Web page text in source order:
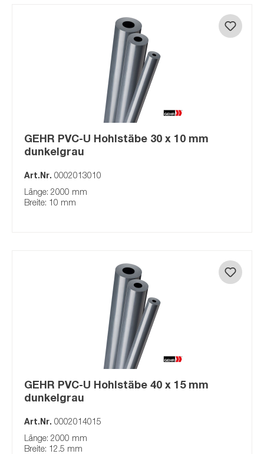
GEHR PVC-U Hohlstäbe 30 x 10 mm
dunkelgrau
Art.Nr. 0002013010
Länge: 2000 mm
Breite: 10 mm
GEHR PVC-U Hohlstäbe 40 x 15 mm
dunkelgrau
Art.Nr. 0002014015
Länge: 2000 mm
Breite: 12.5 mm